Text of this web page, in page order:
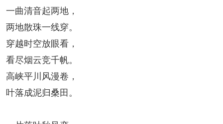
一曲清音起两地，
两地散珠一线穿。
穿越时空放眼看，
看尽烟云竞千帆。
高峡平川风漫卷，
叶落成泥归桑田。